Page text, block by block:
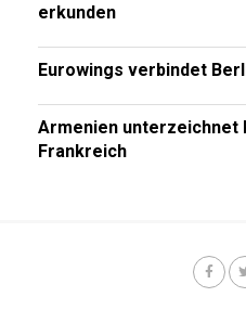
erkunden
Eurowings verbindet
Armenien unterzeichnet
Frankreich